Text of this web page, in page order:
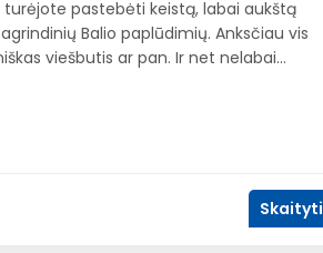
pastebėti keistą, labai aukštą
Balio paplūdimių. Anksčiau vis
viešbutis ar pan. Ir net nelabai…
Skaityti